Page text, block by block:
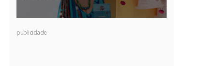
publicidade